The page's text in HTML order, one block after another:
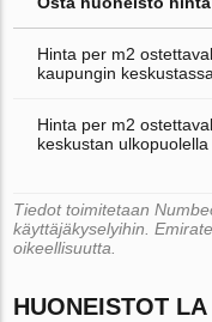
Hinta per m2
kaupungin keskustassa
Hinta per m2
keskustan ulkopuolella
Tiedot toimitetaan
käyttäjäkyselyihin.
oikeellisuutta.
HUONEISTOT